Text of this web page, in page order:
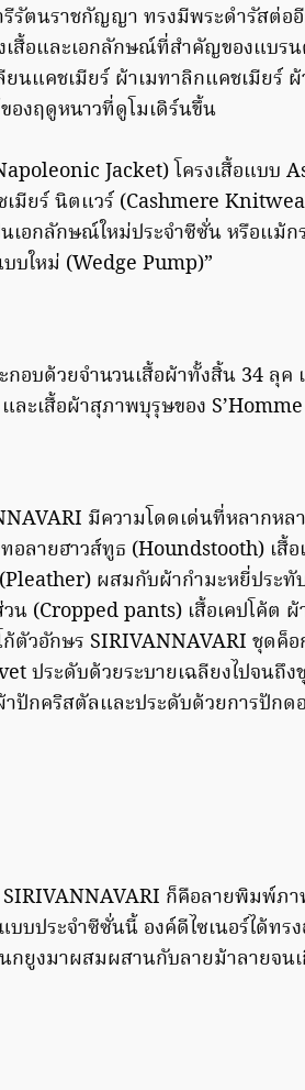
รัตนราชกัญญา ทรงมีพระดำรัสต่อ
งเสื้อและเอกลักษณ์ที่สำคัญของแบ
นแคชเมียร์ ผ้าเมทาลิกแคชเมียร์
องฤดูหนาวที่ดูโมเดิร์นขึ้น
Jacket) โครงเสื้อแบบ
มียร์ นิตแวร์ (Cashmere
เอกลักษณ์ใหม่ประจำซีซั่น หรือแม้ก
บใหม่ (Wedge Pump)”
อบด้วยจำนวนเสื้อผ้าทั้งสิ้น 34 ลุค
ะเสื้อผ้าสุภาพบุรุษของ
มีความโดดเด่นที่หลากหล
ลายฮาวส์ทูธ (Houndstooth) เสื้อ
ผสมกับผ้ากำมะหยี่ประ
น (Cropped pants) เสื้อเคปโค้ต
ก้ตัวอักษร SIRIVANNAVARI ชุดค็
ประดับด้วยระบายเฉลียงไปจนถึง
กคริสตัลและประดับด้วยการปักด
ก็คือลายพิมพ์ภ
ประจำซีซั่นนี้ องค์ดีไซเนอร์ได้ท
ยูงมาผสมผสานกับลายม้าลายจน